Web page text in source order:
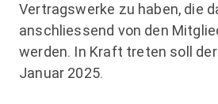
Vertragswerke zu haben, die
anschliessend von den
werden. In Kraft treten soll der
Januar 2025.